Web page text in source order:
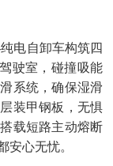
电自卸车构筑四
驶室，碰撞吸能
系统，确保湿滑
装甲钢板，无惧
载短路主动熔断
心无忧。